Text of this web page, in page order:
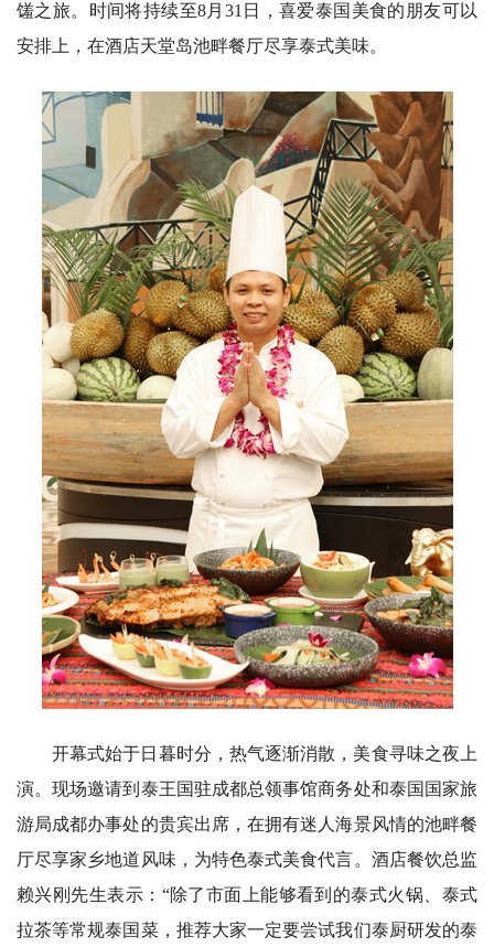
馐之旅。时间将持续至8月31日，喜爱泰国美食的朋友可以
安排上，在酒店天堂岛池畔餐厅尽享泰式美味。
开幕式始于日暮时分，热气逐渐消散，美食寻味之夜上
演。现场邀请到泰王国驻成都总领事馆商务处和泰国国家旅
游局成都办事处的贵宾出席，在拥有迷人海景风情的池畔餐
厅尽享家乡地道风味，为特色泰式美食代言。酒店餐饮总监
赖兴刚先生表示：“除了市面上能够看到的泰式火锅、泰式
拉茶等常规泰国菜，推荐大家一定要尝试我们泰厨研发的泰